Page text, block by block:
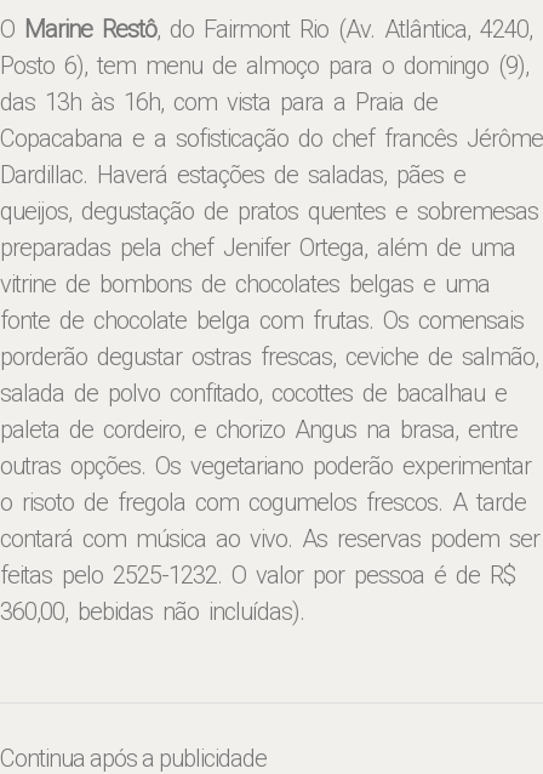
O Marine Restô, do Fairmont Rio (Av. Atlântica, 4240,
Posto 6), tem menu de almoço para o domingo (9),
das 13h às 16h, com vista para a Praia de
Copacabana e a sofisticação do chef francês Jérôme
Dardillac. Haverá estações de saladas, pães e
queijos, degustação de pratos quentes e sobremesas
preparadas pela chef Jenifer Ortega, além de uma
vitrine de bombons de chocolates belgas e uma
fonte de chocolate belga com frutas. Os comensais
porderão degustar ostras frescas, ceviche de salmão,
salada de polvo confitado, cocottes de bacalhau e
paleta de cordeiro, e chorizo Angus na brasa, entre
outras opções. Os vegetariano poderão experimentar
o risoto de fregola com cogumelos frescos. A tarde
contará com música ao vivo. As reservas podem ser
feitas pelo 2525-1232. O valor por pessoa é de R$
360,00, bebidas não incluídas).
Continua após a publicidade